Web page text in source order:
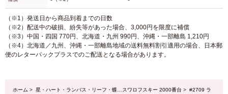
（※1）発送日から商品到着までの日数
（※2）配送中の破損、紛失等があった場合、3,000円を限度に補償
（※3）中国・四国 770円、北海道・九州 990円、沖縄・一部離島 1,210円
（※4）北海道／九州、沖縄・一部離島地域の送料無料割引適用の場合、日本郵
便のレターパックプラスでのご配送となる場合があります。
ホーム > 星・ハート・ランバス・リーフ・蝶…スワロフスキー 2000番台 > #2709 ラ